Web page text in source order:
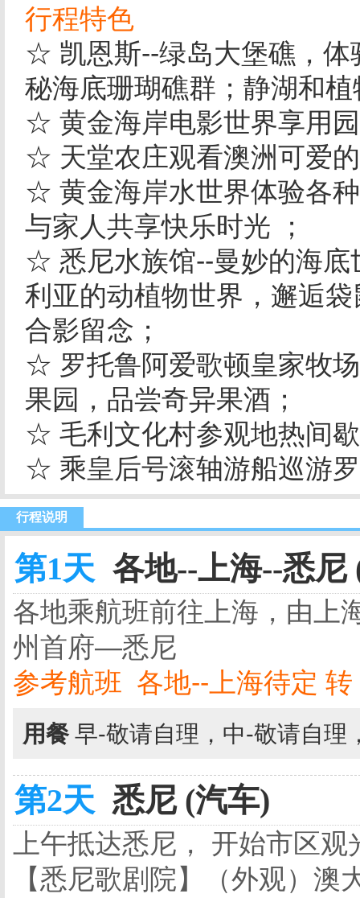
行程特色
☆ 凯恩斯--绿岛大堡礁，体
秘海底珊瑚礁群；静湖和
☆ 黄金海岸电影世界享用
☆ 天堂农庄观看澳洲可爱
☆ 黄金海岸水世界体验各
与家人共享快乐时光 ；
☆ 悉尼水族馆--曼妙的海底
利亚的动植物世界，邂逅
合影留念；
☆ 罗托鲁阿爱歌顿皇家牧
果园，品尝奇异果酒；
☆ 毛利文化村参观地热间
☆ 乘皇后号滚轴游船巡游
行程说明
第1天 各地--上海--悉尼
各地乘航班前往上海，由上
州首府—悉尼
参考航班 各地--上海待定
用餐 早-敬请自理，中-敬请自理
第2天 悉尼 (汽车)
上午抵达悉尼， 开始市区观
【悉尼歌剧院】（外观）